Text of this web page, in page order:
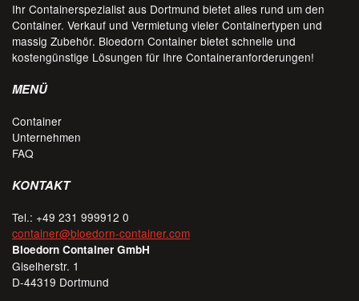
Ihr Containerspezialist aus Dortmund bietet alles rund um den
Container. Verkauf und Vermietung vieler Containertypen und
massig Zubehör. Bloedorn Container bietet schnelle und
kostengünstige Lösungen für Ihre Containeranforderungen!
MENÜ
Container
Unternehmen
FAQ
KONTAKT
Tel.: +49 231 999912 0
container@bloedorn-container.com
Bloedorn Container GmbH
Giselherstr. 1
D-44319 Dortmund